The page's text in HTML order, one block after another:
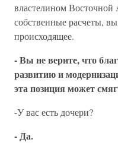
властелином
собственные расчеты,
происходящее.
- Вы не верите, что
развитию и
эта позиция может
-У вас есть дочери?
- Да.